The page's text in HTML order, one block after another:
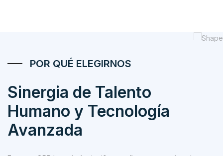
POR QUÉ ELEGIRNOS
Sinergia de Talento
Humano y Tecnología
Avanzada